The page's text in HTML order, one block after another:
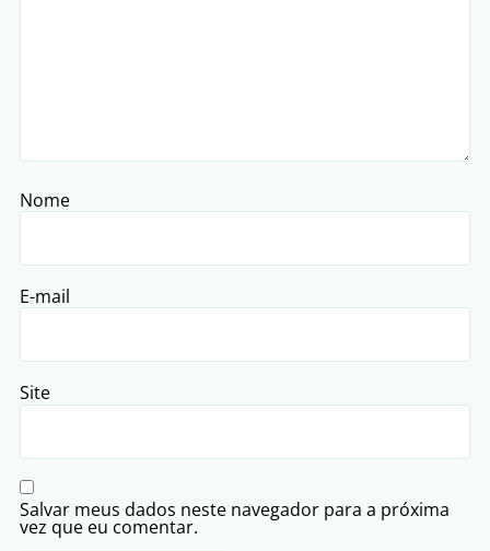
Nome
E-mail
Site
Salvar meus dados neste navegador para a próxima
vez que eu comentar.